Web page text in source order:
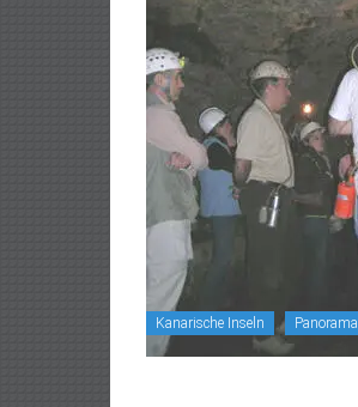
Kanarische Inseln Panorama